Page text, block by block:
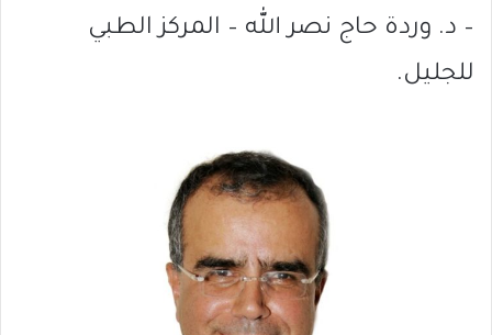
– د. وردة حاج نصر الله – المركز الطبي
للجليل.